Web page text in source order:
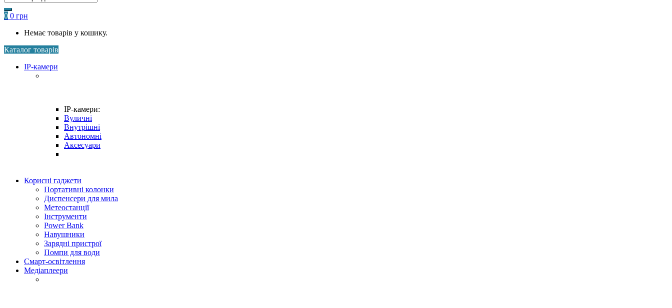
0 0 грн
Немає товарів у кошику.
Каталог товарів
IP-камери
IP-камери:
Вуличні
Внутрішні
Автономні
Аксесуари
Корисні гаджети
Портативні колонки
Диспенсери для мила
Метеостанції
Інструменти
Power Bank
Навушники
Зарядні пристрої
Помпи для води
Смарт-освітлення
Медіаплеери